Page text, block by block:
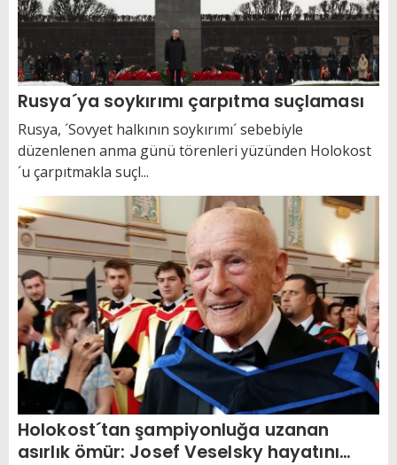
Rusya´ya soykırımı çarpıtma suçlaması
Rusya, ´Sovyet halkının soykırımı´ sebebiyle
düzenlenen anma günü törenleri yüzünden Holokost
´u çarpıtmakla suçl...
Holokost´tan şampiyonluğa uzanan
asırlık ömür: Josef Veselsky hayatını